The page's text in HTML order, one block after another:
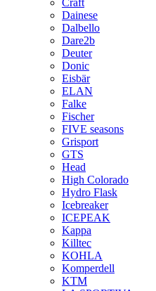
Dainese
Dalbello
Dare2b
Deuter
Donic
Eisbär
ELAN
Falke
Fischer
FIVE seasons
Grisport
GTS
Head
High Colorado
Hydro Flask
Icebreaker
ICEPEAK
Kappa
Killtec
KOHLA
Komperdell
KTM